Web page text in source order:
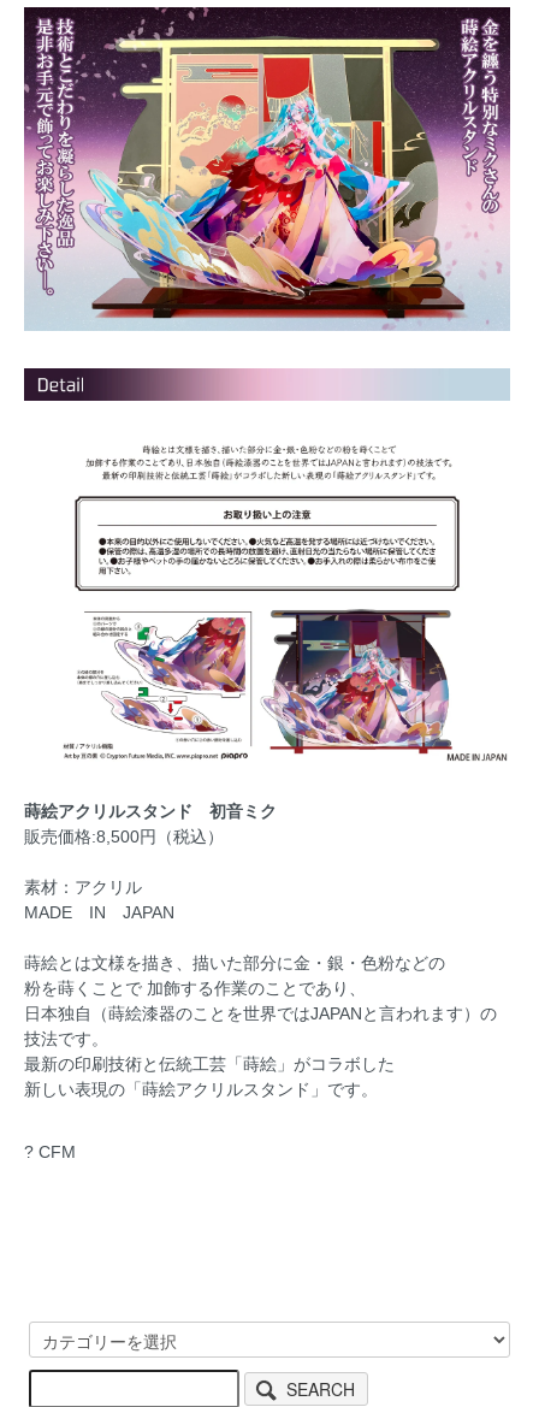
蒔絵アクリルスタンド 初音ミク
販売価格:8,500円（税込）
素材：アクリル
MADE IN JAPAN
蒔絵とは文様を描き、描いた部分に金・銀・色粉などの
粉を蒔くことで 加飾する作業のことであり、
日本独自（蒔絵漆器のことを世界ではJAPANと言われます）の
技法です。
最新の印刷技術と伝統工芸「蒔絵」がコラボした
新しい表現の「蒔絵アクリルスタンド」です。
? CFM
SEARCH